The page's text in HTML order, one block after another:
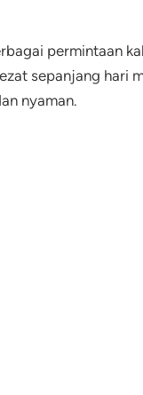
permintaan
sepanjang hari
nyaman.